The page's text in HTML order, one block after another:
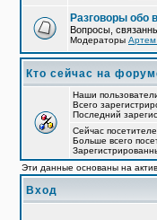
Разговоры обо
Вопросы,
Модераторы Артем
Кто сейчас на
Наши
Всего
Последний
Сейчас
Больше всего
Эти данные основаны на
Вход